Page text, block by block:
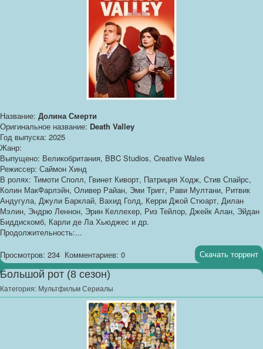
Название: Долина Смерти
Оригинальное название: Death Valley
Год выпуска: 2025
Жанр:
Выпущено: Великобритания, BBC Studios, Creative Wales
Режиссер: Саймон Хинд
В ролях: Тимоти Сполл, Гвинет Киворт, Патриция Ходж, Стив Спайрс,
Колин МакФарлэйн, Оливер Райан, Эми Тригг, Рави Мултани, Ритвик
Андугула, Джули Барклай, Вахид Голд, Керри Джой Стюарт, Дилан
Мэлин, Эндрю Леннон, Эрин Келлехер, Риз Тейлор, Джейк Алан, Эйдан
Биддискомб, Карли де Ла Хьюджес и др.
Продолжительность:...
Просмотров: 234 Комментариев: 0 Скачать торрент
Большой рот (8 сезон)
Категория: Мультфильм Сериалы